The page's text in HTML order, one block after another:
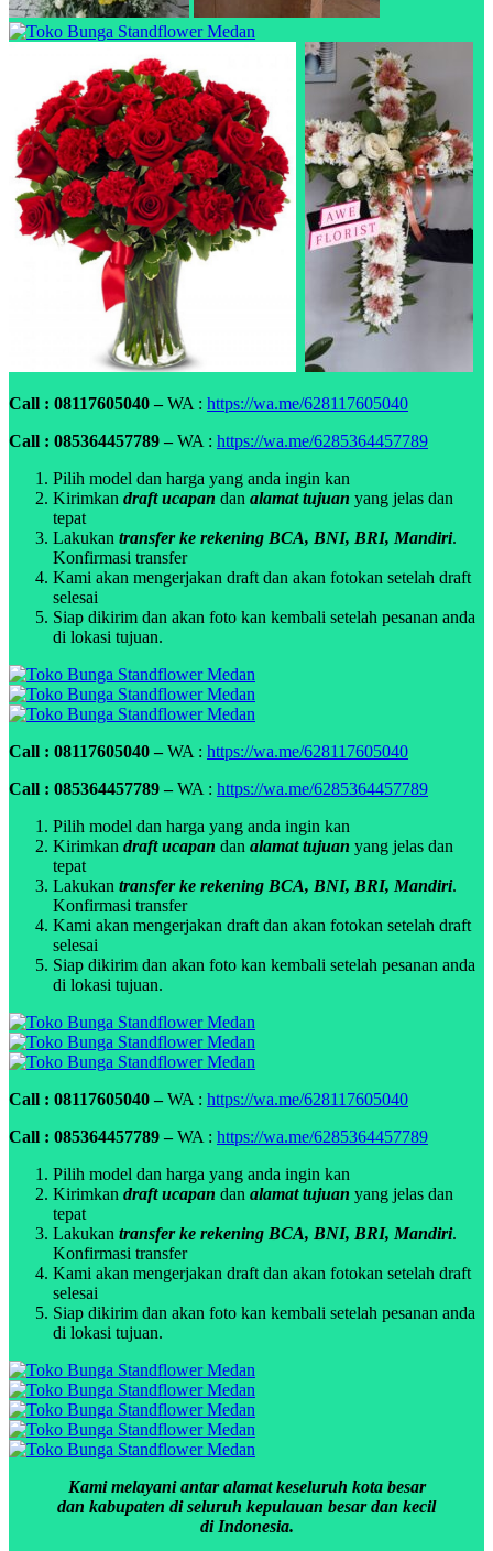
Call : 08117605040 –WA : https://wa.me/628117605040
Call : 085364457789 –WA : https://wa.me/6285364457789
Pilih model dan harga yang anda ingin kan
Kirimkan draft ucapan dan alamat tujuan yang jelas dan
tepat
Lakukan transfer ke rekening BCA, BNI, BRI, Mandiri.
Konfirmasi transfer
Kami akan mengerjakan draft dan akan fotokan setelah draft
selesai
Siap dikirim dan akan foto kan kembali setelah pesanan anda
di lokasi tujuan.
Call : 08117605040 –WA : https://wa.me/628117605040
Call : 085364457789 –WA : https://wa.me/6285364457789
Pilih model dan harga yang anda ingin kan
Kirimkan draft ucapan dan alamat tujuan yang jelas dan
tepat
Lakukan transfer ke rekening BCA, BNI, BRI, Mandiri.
Konfirmasi transfer
Kami akan mengerjakan draft dan akan fotokan setelah draft
selesai
Siap dikirim dan akan foto kan kembali setelah pesanan anda
di lokasi tujuan.
Call : 08117605040 –WA : https://wa.me/628117605040
Call : 085364457789 –WA : https://wa.me/6285364457789
Pilih model dan harga yang anda ingin kan
Kirimkan draft ucapan dan alamat tujuan yang jelas dan
tepat
Lakukan transfer ke rekening BCA, BNI, BRI, Mandiri.
Konfirmasi transfer
Kami akan mengerjakan draft dan akan fotokan setelah draft
selesai
Siap dikirim dan akan foto kan kembali setelah pesanan anda
di lokasi tujuan.
Kami melayani antar alamat keseluruh kota besar
dan kabupaten di seluruh kepulauan besar dan kecil
di Indonesia.